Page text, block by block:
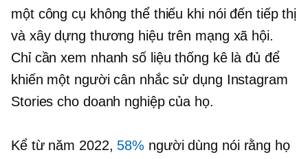
một công cụ không thể thiếu khi nói đến tiếp thị
và xây dựng thương hiệu trên mạng xã hội.
Chỉ cần xem nhanh số liệu thống kê là đủ để
khiến một người cân nhắc sử dụng Instagram
Stories cho doanh nghiệp của họ.
Kể từ năm 2022, 58% người dùng nói rằng họ